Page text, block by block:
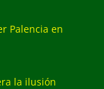
Palencia en
la ilusión